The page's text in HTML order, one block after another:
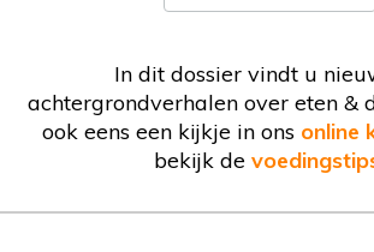
In dit dossier vindt u
achtergrondverhalen over eten &
ook eens een kijkje in ons online
bekijk de